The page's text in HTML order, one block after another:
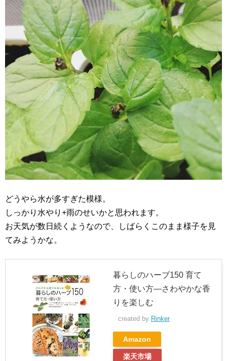
どうやら水が多すぎた模様。
しっかり水やり+雨のせいかと思われます。
お天気が数日続くようなので、しばらくこのまま様子を見
てみようかな。
暮らしのハーブ150 育て
方・使い方―さわやかな香
りを楽しむ
created by Rinker
Amazon
楽天市場